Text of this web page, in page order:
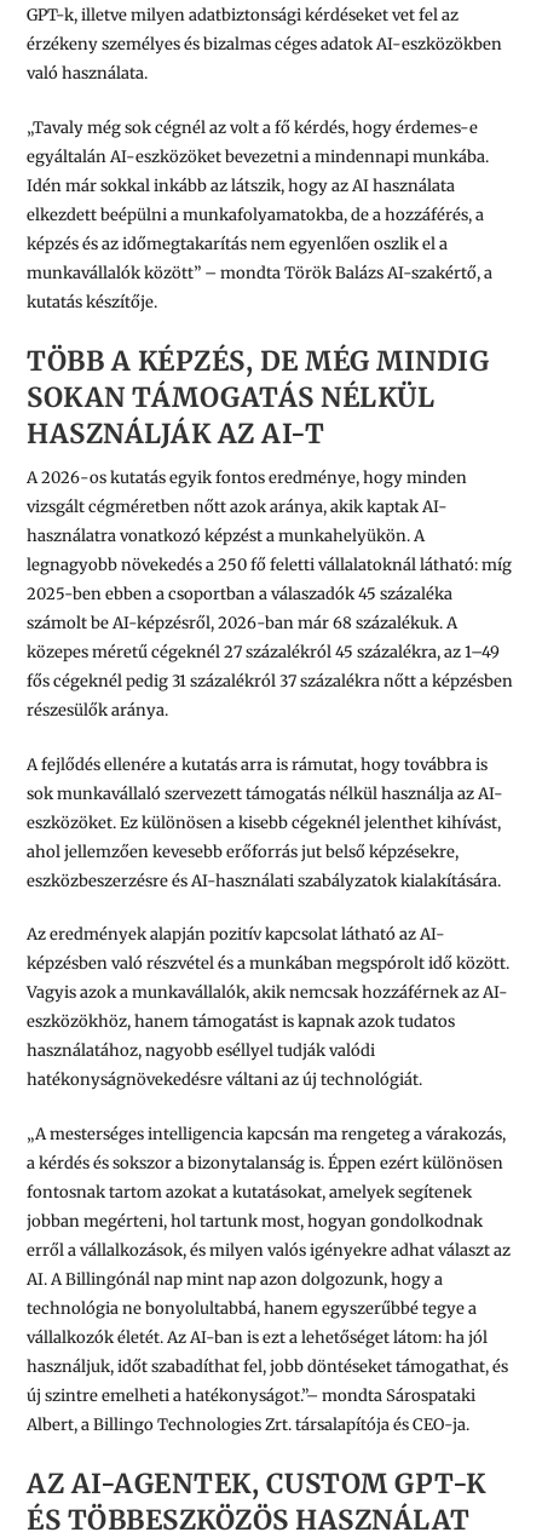
GPT-k, illetve milyen adatbiztonsági kérdéseket vet fel az
érzékeny személyes és bizalmas céges adatok AI-eszközökben
való használata.
„Tavaly még sok cégnél az volt a fő kérdés, hogy érdemes-e
egyáltalán AI-eszközöket bevezetni a mindennapi munkába.
Idén már sokkal inkább az látszik, hogy az AI használata
elkezdett beépülni a munkafolyamatokba, de a hozzáférés, a
képzés és az időmegtakarítás nem egyenlően oszlik el a
munkavállalók között” – mondta Török Balázs AI-szakértő, a
kutatás készítője.
TÖBB A KÉPZÉS, DE MÉG MINDIG
SOKAN TÁMOGATÁS NÉLKÜL
HASZNÁLJÁK AZ AI-T
A 2026-os kutatás egyik fontos eredménye, hogy minden
vizsgált cégméretben nőtt azok aránya, akik kaptak AI-
használatra vonatkozó képzést a munkahelyükön. A
legnagyobb növekedés a 250 fő feletti vállalatoknál látható: míg
2025-ben ebben a csoportban a válaszadók 45 százaléka
számolt be AI-képzésről, 2026-ban már 68 százalékuk. A
közepes méretű cégeknél 27 százalékról 45 százalékra, az 1–49
fős cégeknél pedig 31 százalékról 37 százalékra nőtt a képzésben
részesülők aránya.
A fejlődés ellenére a kutatás arra is rámutat, hogy továbbra is
sok munkavállaló szervezett támogatás nélkül használja az AI-
eszközöket. Ez különösen a kisebb cégeknél jelenthet kihívást,
ahol jellemzően kevesebb erőforrás jut belső képzésekre,
eszközbeszerzésre és AI-használati szabályzatok kialakítására.
Az eredmények alapján pozitív kapcsolat látható az AI-
képzésben való részvétel és a munkában megspórolt idő között.
Vagyis azok a munkavállalók, akik nemcsak hozzáférnek az AI-
eszközökhöz, hanem támogatást is kapnak azok tudatos
használatához, nagyobb eséllyel tudják valódi
hatékonyságnövekedésre váltani az új technológiát.
„A mesterséges intelligencia kapcsán ma rengeteg a várakozás,
a kérdés és sokszor a bizonytalanság is. Éppen ezért különösen
fontosnak tartom azokat a kutatásokat, amelyek segítenek
jobban megérteni, hol tartunk most, hogyan gondolkodnak
erről a vállalkozások, és milyen valós igényekre adhat választ az
AI. A Billingónál nap mint nap azon dolgozunk, hogy a
technológia ne bonyolultabbá, hanem egyszerűbbé tegye a
vállalkozók életét. Az AI-ban is ezt a lehetőséget látom: ha jól
használjuk, időt szabadíthat fel, jobb döntéseket támogathat, és
új szintre emelheti a hatékonyságot.”– mondta Sárospataki
Albert, a Billingo Technologies Zrt. társalapítója és CEO-ja.
AZ AI-AGENTEK, CUSTOM GPT-K
ÉS TÖBBESZKÖZÖS HASZNÁLAT